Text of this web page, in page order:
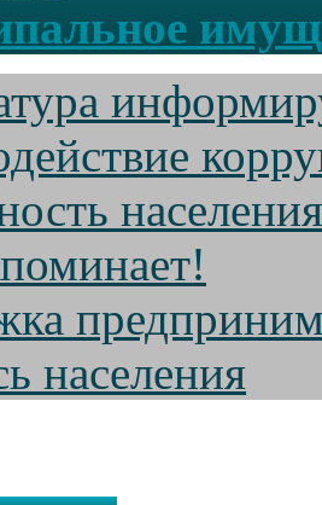
населения
населения